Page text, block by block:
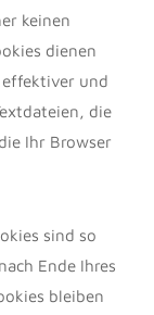
keinen
dienen
und
die
Ihr Browser
sind so
Ende Ihres
bleiben